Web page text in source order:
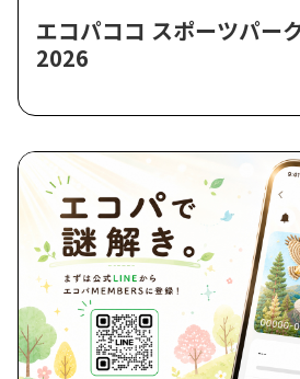
エコパココ スポーツパー
2026